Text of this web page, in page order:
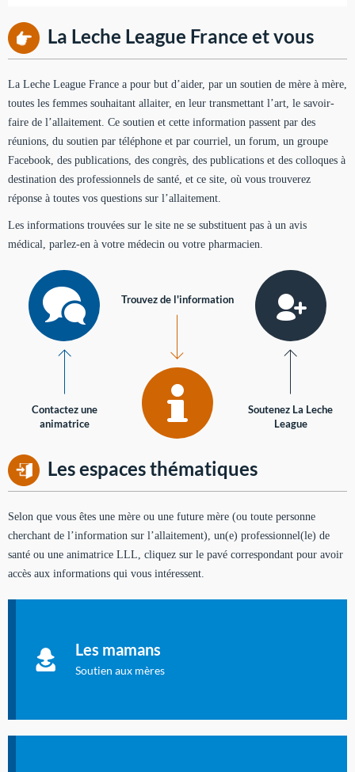
La Leche League France et vous
La Leche League France a pour but d’aider, par un soutien de mère à mère,
toutes les femmes souhaitant allaiter, en leur transmettant l’art, le savoir-
faire de l’allaitement. Ce soutien et cette information passent par des
réunions, du soutien par téléphone et par courriel, un forum, un groupe
Facebook, des publications, des congrès, des publications et des colloques à
destination des professionnels de santé, et ce site, où vous trouverez
réponse à toutes vos questions sur l’allaitement.
Les informations trouvées sur le site ne se substituent pas à un avis
médical, parlez-en à votre médecin ou votre pharmacien.
Contactez une
animatrice
Trouvez de l'information
Soutenez La Leche
League
Les espaces thématiques
Selon que vous êtes une mère ou une future mère (ou toute personne
cherchant de l’information sur l’allaitement), un(e) professionnel(le) de
santé ou une animatrice LLL, cliquez sur le pavé correspondant pour avoir
accès aux informations qui vous intéressent.
Les mamans
Soutien aux mères
à allaiter et vous informer : toutes les rubriques qui
concernent l'allaitement.